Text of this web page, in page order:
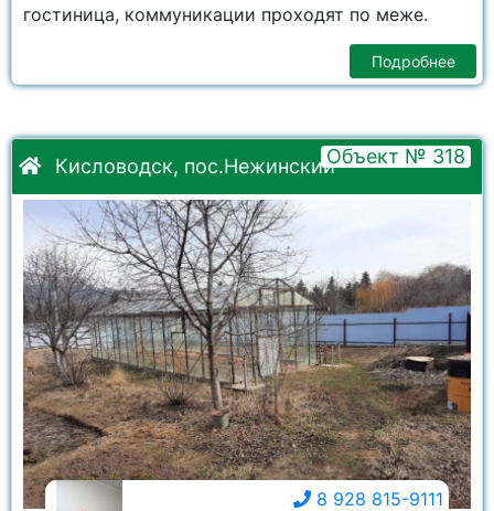
гостиница, коммуникации проходят по меже.
Подробнее
Кисловодск, пос.НежинскийОбъект № 318
8 928 815-9111